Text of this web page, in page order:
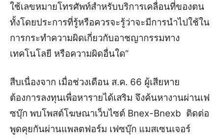
ใช้เลขหมายโทรศัพท์สำหรับบริการเคลื่อนที่ของตน
ทั้งโดยประการที่รู้หรือควรจะรู้ว่าจะมีการนำไปใช้ใน
การกระทำความผิดเกี่ยวกับอาชญากรรมทาง
เทคโนโลยี หรือความผิดอื่นใด”
สืบเนื่องจาก เมื่อช่วงเดือน ส.ค. 66 ผู้เสียหาย
ต้องการลงทุนเพื่อหารายได้เสริม จึงค้นหางานผ่านเฟ
ซบุ๊ก พบโพสต์โฆษณาเว็บไซต์ Bnex-Bnexb ติดต่อ
พูดคุยกันผ่านแพลตฟอร์ม เฟซบุ๊ก แมสเซนเจอร์